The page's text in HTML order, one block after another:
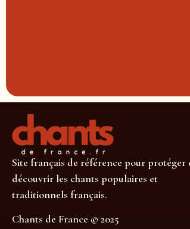
Site français de référence pour protéger
découvrir les chants populaires et
traditionnels français.
Chants de France © 2025